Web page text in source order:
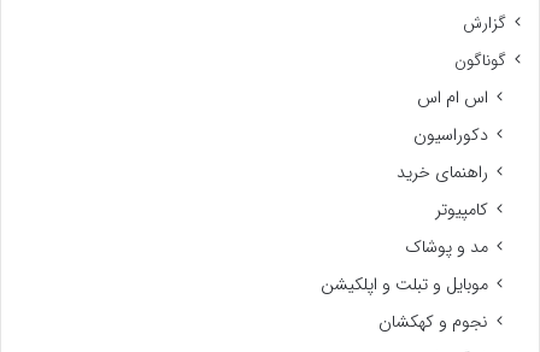
گزارش
گوناگون
اس ام اس
دکوراسیون
راهنمای خرید
کامپیوتر
مد و پوشاک
موبایل و تبلت و اپلکیشن
نجوم و کهکشان